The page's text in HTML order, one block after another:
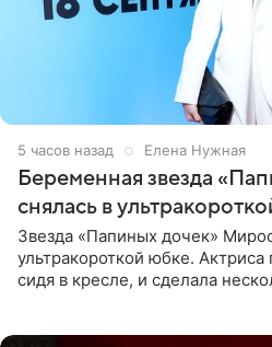
5 часов назад Елена Нужная
Беременная звезда
снялась в
Звезда «Папиных дочек»
ультракороткой юбке.
сидя в кресле, и сделала